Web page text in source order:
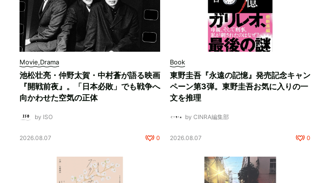
Movie,Drama
池松壮亮・仲野太賀・中村蒼が語る映画
『開戦前夜』。「日本必敗」でも戦争へ
向かわせた空気の正体
by ISO
2026.08.07 0
Book
東野圭吾『永遠の記憶』発売記念キャン
ペーン第3弾。東野圭吾お気に入りの一
文を推理
by CINRA編集部
2026.08.07 0